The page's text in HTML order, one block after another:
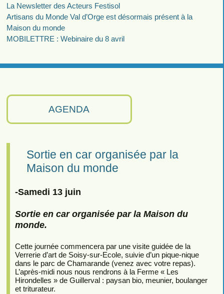
AGENDA
Sortie en car organisée par la
Maison du monde
-Samedi 13 juin
Sortie en car organisée par la Maison du
monde.
Cette journée commencera par une visite guidée de la
Verrerie d’art de Soisy-sur-Ecole, suivie d’un pique-nique
dans le parc de Chamarande (venez avec votre repas).
L’après-midi nous nous rendrons à la Ferme « Les
Hirondelles » de Guillerval : paysan bio, meunier, boulanger
et triturateur.
La Newsletter des Acteurs Festisol
Artisans du Monde Val d’Orge est désormais présent à la
Maison du monde
MOBILETTRE : Webinaire du 8 avril